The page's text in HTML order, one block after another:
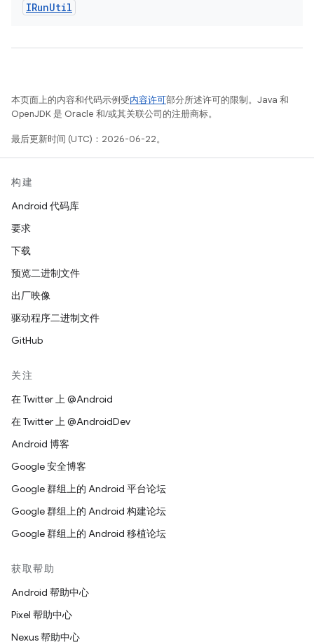
IRunUtil
本页面上的内容和代码示例受内容许可部分所述许可的限制。Java 和
OpenJDK 是 Oracle 和/或其关联公司的注册商标。
最后更新时间 (UTC)：2026-06-22。
构建
Android 代码库
要求
下载
预览二进制文件
出厂映像
驱动程序二进制文件
GitHub
关注
在 Twitter 上 @Android
在 Twitter 上 @AndroidDev
Android 博客
Google 安全博客
Google 群组上的 Android 平台论坛
Google 群组上的 Android 构建论坛
Google 群组上的 Android 移植论坛
获取帮助
Android 帮助中心
Pixel 帮助中心
Nexus 帮助中心